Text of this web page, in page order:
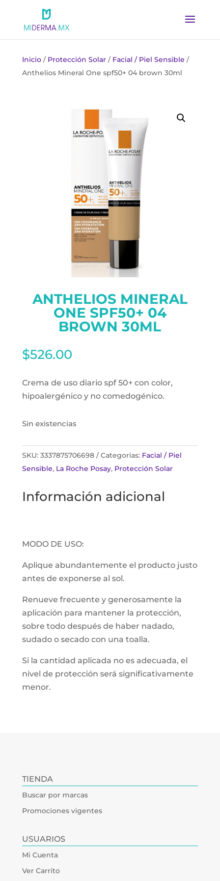
Inicio/ Protección Solar/ Facial / Piel Sensible /
Anthelios Mineral One spf50+ 04 brown 30ml
ANTHELIOS MINERAL
ONE SPF50+ 04
BROWN 30ML
$526.00
Crema de uso diario spf 50+ con color,
hipoalergénico y no comedogénico.
Sin existencias
SKU: 3337875706698 Categorías: Facial / Piel
Sensible, La Roche Posay, Protección Solar
Información adicional
MODO DE USO:
Aplique abundantemente el producto justo
antes de exponerse al sol.
Renueve frecuente y generosamente la
aplicación para mantener la protección,
sobre todo después de haber nadado,
sudado o secado con una toalla.
Si la cantidad aplicada no es adecuada, el
nivel de protección será significativamente
menor.
TIENDA
Buscar por marcas
Promociones vigentes
USUARIOS
Mi Cuenta
Ver Carrito